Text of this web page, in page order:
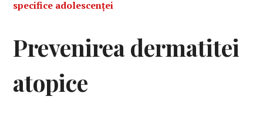
specifice adolescenței
Prevenirea dermatitei
atopice